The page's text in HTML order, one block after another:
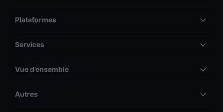
Plateformes
Services
Vue d’ensemble
Autres